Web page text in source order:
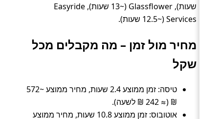
שעות), Glassflower (~13 שעות), Easyride
Services (~12.5 שעות).
מחיר מול זמן – מה מקבלים מכל
שקל
טיסה: זמן ממוצע 2.4 שעות, מחיר ממוצע ~572
₪ (≈ 242 ₪ לשעה).
אוטובוס: זמן ממוצע 10.8 שעות, מחיר ממוצע